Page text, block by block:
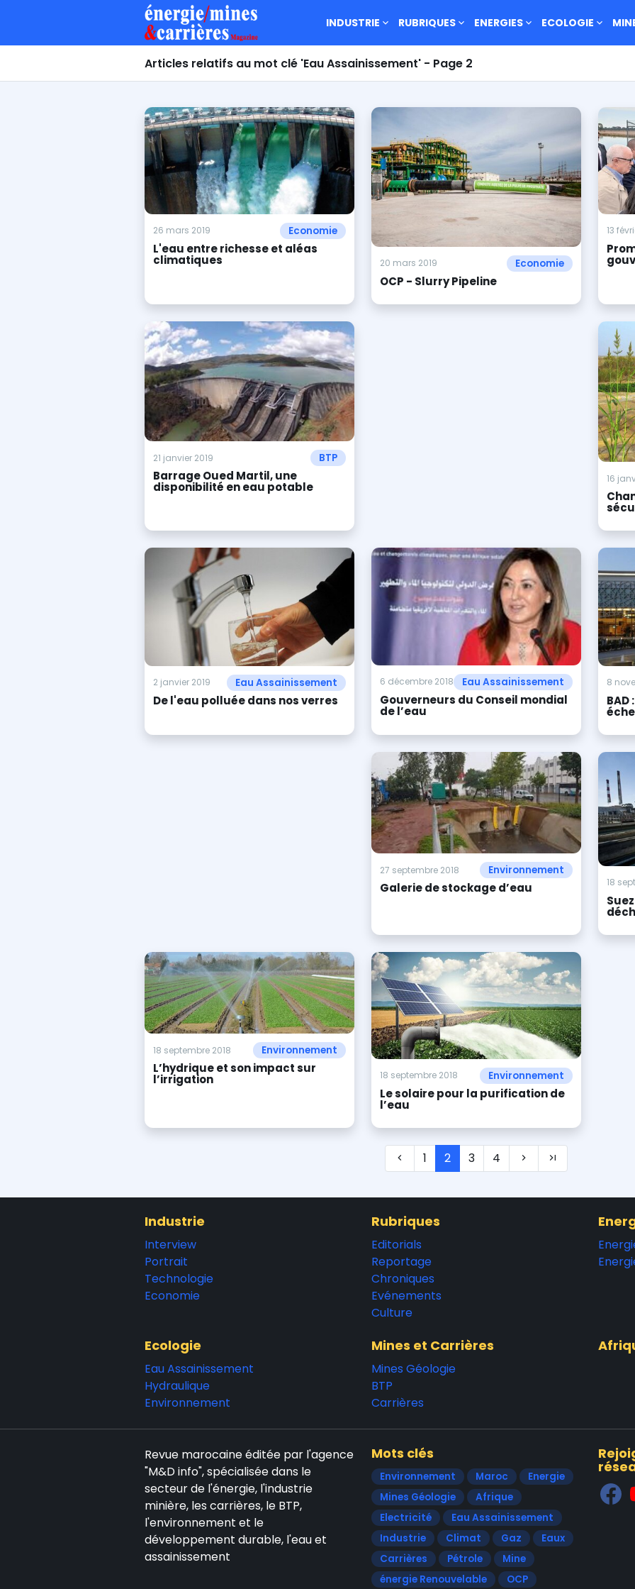
INDUSTRIE RUBRIQUES ENERGIES ECOLOGIE
Articles relatifs au mot clé 'Eau Assainissement' - Page 2
26 mars 2019 Economie
L'eau entre richesse et aléas
climatiques 20 mars 2019 Economie
OCP - Slurry Pipeline
13
21 janvier 2019 BTP
Barrage Oued Martil, une
disponibilité en eau potable
16
2 janvier 2019 Eau Assainissement
De l'eau polluée dans nos verres
6 décembre 2018 Eau Assainissement
Gouverneurs du Conseil mondial
de l’eau
8
27 septembre 2018 Environnement
Galerie de stockage d’eau 18
18 septembre 2018 Environnement
L’hydrique et son impact sur
l’irrigation 18 septembre 2018 Environnement
Le solaire pour la purification de
l’eau
1 2 3 4
Industrie
Interview
Portrait
Technologie
Economie
Rubriques
Editorials
Reportage
Chroniques
Evénements
Culture
Ecologie
Eau Assainissement
Hydraulique
Environnement
Mines et Carrières
Mines Géologie
BTP
Carrières
Revue marocaine éditée par l'agence
"M&D info", spécialisée dans le
secteur de l'énergie, l'industrie
minière, les carrières, le BTP,
l'environnement et le
développement durable, l'eau et
assainissement
Mots clés
Environnement Maroc
Energie
Mines Géologie
Afrique
Electricité
Eau Assainissement
Industrie
Climat Gaz
Eaux
Carrières
Pétrole
Mine
énergie Renouvelable
OCP